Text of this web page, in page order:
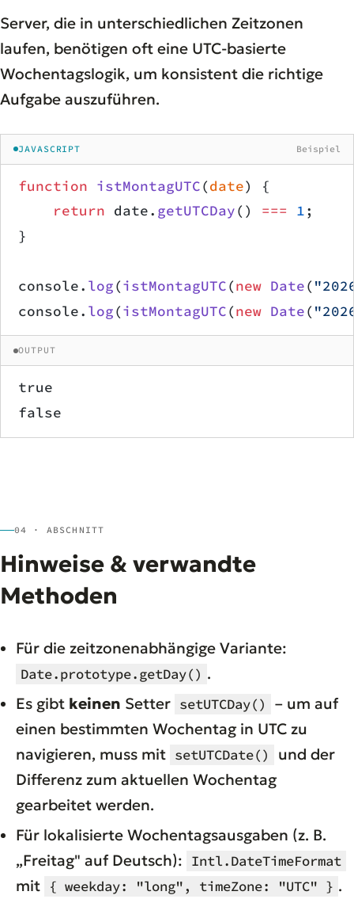
Server, die in unterschiedlichen Zeitzonen
laufen, benötigen oft eine UTC-basierte
Wochentagslogik, um konsistent die richtige
Aufgabe auszuführen.
JAVASCRIPT Beispiel
function istMontagUTC(date) {
    return
date. getUTCDay() === 1;
}
console. log(istMontagUTC(new Date(
console. log(istMontagUTC(new Date(
OUTPUT
true
false
04 · ABSCHNITT
Hinweise & verwandte
Methoden
Für die zeitzonenabhängige Variante:
Date.prototype.getDay() .
Es gibt keinen Setter setUTCDay()
– um auf
einen bestimmten Wochentag in UTC zu
navigieren, muss mit setUTCDate()
und der
Differenz zum aktuellen Wochentag
gearbeitet werden.
Für lokalisierte Wochentagsausgaben (z. B.
„Freitag" auf Deutsch): Intl.DateTimeFormat
mit { weekday: "long", timeZone: "UTC" } .